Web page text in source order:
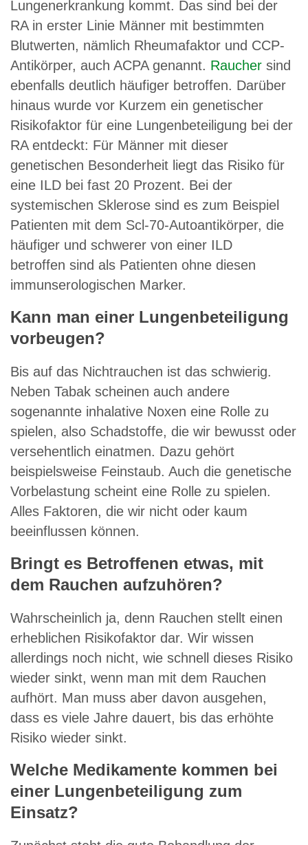
Lungenerkrankung kommt. Das sind bei der
RA in erster Linie Männer mit bestimmten
Blutwerten, nämlich Rheumafaktor und CCP-
Antikörper, auch ACPA genannt. Raucher sind
ebenfalls deutlich häufiger betroffen. Darüber
hinaus wurde vor Kurzem ein genetischer
Risikofaktor für eine Lungenbeteiligung bei der
RA entdeckt: Für Männer mit dieser
genetischen Besonderheit liegt das Risiko für
eine ILD bei fast 20 Prozent. Bei der
systemischen Sklerose sind es zum Beispiel
Patienten mit dem Scl-70-Autoantikörper, die
häufiger und schwerer von einer ILD
betroffen sind als Patienten ohne diesen
immunserologischen Marker.
Kann man einer Lungenbeteiligung
vorbeugen?
Bis auf das Nichtrauchen ist das schwierig.
Neben Tabak scheinen auch andere
sogenannte inhalative Noxen eine Rolle zu
spielen, also Schadstoffe, die wir bewusst oder
versehentlich einatmen. Dazu gehört
beispielsweise Feinstaub. Auch die genetische
Vorbelastung scheint eine Rolle zu spielen.
Alles Faktoren, die wir nicht oder kaum
beeinflussen können.
Bringt es Betroffenen etwas, mit
dem Rauchen aufzuhören?
Wahrscheinlich ja, denn Rauchen stellt einen
erheblichen Risikofaktor dar. Wir wissen
allerdings noch nicht, wie schnell dieses Risiko
wieder sinkt, wenn man mit dem Rauchen
aufhört. Man muss aber davon ausgehen,
dass es viele Jahre dauert, bis das erhöhte
Risiko wieder sinkt.
Welche Medikamente kommen bei
einer Lungenbeteiligung zum
Einsatz?